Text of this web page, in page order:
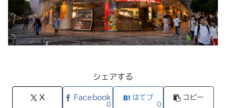
シェアする
X Facebook
0
はてブ
0
コピー